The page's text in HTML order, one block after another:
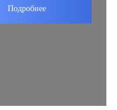
Подробнее